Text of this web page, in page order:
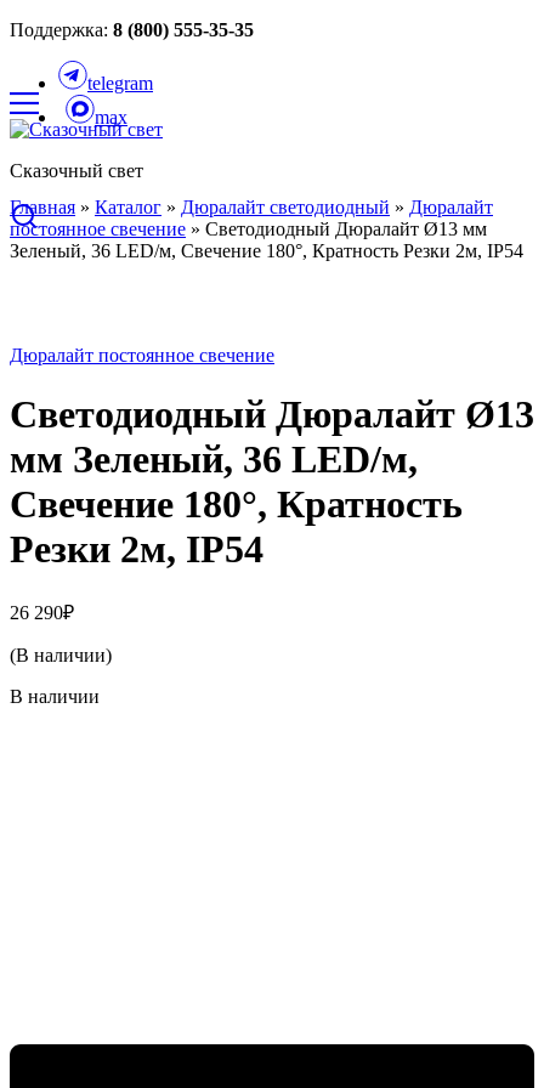
Поддержка: 8 (800) 555-35-35
telegram
max
Сказочный свет
Главная » Каталог » Дюралайт светодиодный » Дюралайт
постоянное свечение » Светодиодный Дюралайт Ø13 мм
Зеленый, 36 LED/м, Свечение 180°, Кратность Резки 2м, IP54
Дюралайт постоянное свечение
Светодиодный Дюралайт Ø13
мм Зеленый, 36 LED/м,
Свечение 180°, Кратность
Резки 2м, IP54
26 290₽
(В наличии)
В наличии